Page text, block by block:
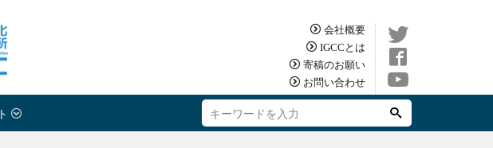
会社概要
IGCCとは
寄稿のお願い
お問い合わせ